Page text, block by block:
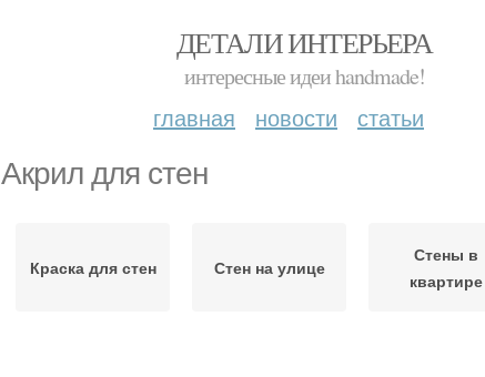
ДЕТАЛИ ИНТЕРЬЕРА
интересные идеи handmade!
главная новости статьи
Акрил для стен
Краска для стен Стен на улице
Стены в
квартире